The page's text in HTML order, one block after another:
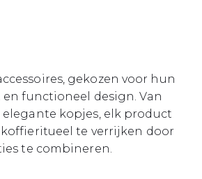
gekozen voor hun
functioneel design. Van
kopjes, elk product
te verrijken door
te combineren.